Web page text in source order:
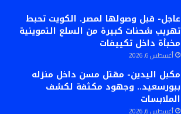
عاجل- قبل وصولها لمصر. الكويت تحبط
تهريب شحنات كبيرة من السلع التموينية
مخبأة داخل تكييفات
أغسطس 6, 2026
مكبل اليدين- مقتل مسن داخل منزله
ببورسعيد.. وجهود مكثفة لكشف
الملابسات
أغسطس 6, 2026